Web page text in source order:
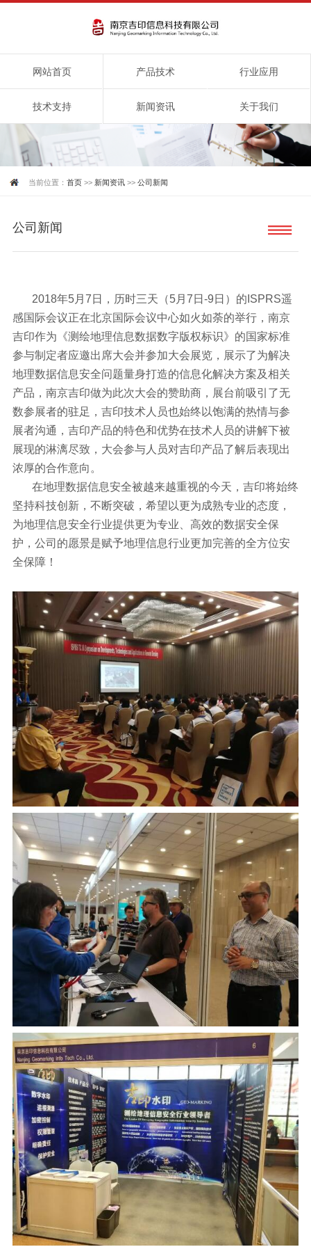
网站首页 产品技术 行业应用
技术支持 新闻资讯 关于我们
当前位置：首页 >> 新闻资讯 >>公司新闻
公司新闻
2018年5月7日，历时三天（5月7日-9日）的ISPRS遥
感国际会议正在北京国际会议中心如火如荼的举行，南京
吉印作为《测绘地理信息数据数字版权标识》的国家标准
参与制定者应邀出席大会并参加大会展览，展示了为解决
地理数据信息安全问题量身打造的信息化解决方案及相关
产品，南京吉印做为此次大会的赞助商，展台前吸引了无
数参展者的驻足，吉印技术人员也始终以饱满的热情与参
展者沟通，吉印产品的特色和优势在技术人员的讲解下被
展现的淋漓尽致，大会参与人员对吉印产品了解后表现出
浓厚的合作意向。
在地理数据信息安全被越来越重视的今天，吉印将始终
坚持科技创新，不断突破，希望以更为成熟专业的态度，
为地理信息安全行业提供更为专业、高效的数据安全保
护，公司的愿景是赋予地理信息行业更加完善的全方位安
全保障！